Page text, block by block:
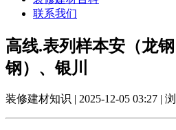
联系我们
高线.表列样本安（龙
钢）、银川
装修建材知识 | 2025-12-05 03:27 |